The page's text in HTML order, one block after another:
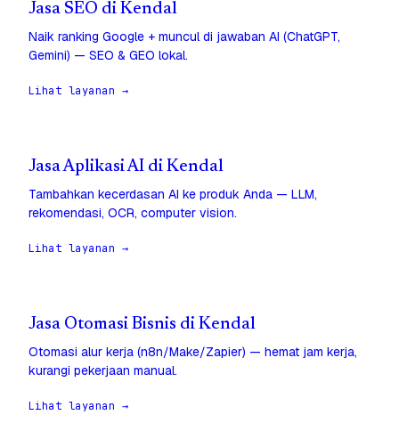
Jasa SEO di Kendal
Naik ranking Google + muncul di jawaban AI (ChatGPT,
Gemini) — SEO & GEO lokal.
Lihat layanan →
Jasa Aplikasi AI di Kendal
Tambahkan kecerdasan AI ke produk Anda — LLM,
rekomendasi, OCR, computer vision.
Lihat layanan →
Jasa Otomasi Bisnis di Kendal
Otomasi alur kerja (n8n/Make/Zapier) — hemat jam kerja,
kurangi pekerjaan manual.
Lihat layanan →